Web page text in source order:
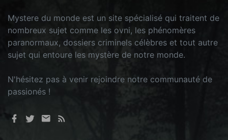
Mystere du monde est un site spécialisé qui traitent de
nombreux sujet comme les ovni, les phénomères
paranormaux, dossiers criminels célèbres et tout autre
sujet qui entoure les mystère de notre monde.
N'hésitez pas à venir rejoindre notre communauté de
passionés !